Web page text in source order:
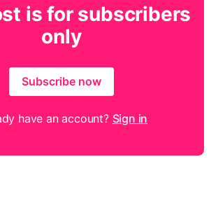
is for subscribers
only
Subscribe now
have an account? Sign in